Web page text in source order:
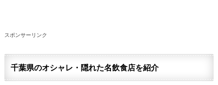
スポンサーリンク
千葉県のオシャレ・隠れた名飲食店を紹介